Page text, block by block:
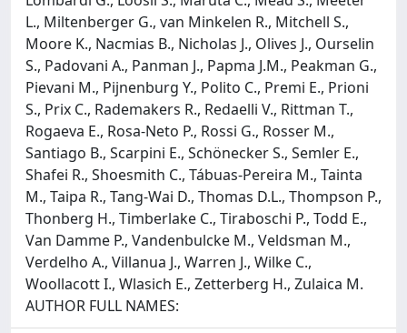
L., Miltenberger G., van Minkelen R., Mitchell S.,
Moore K., Nacmias B., Nicholas J., Olives J., Ourselin
S., Padovani A., Panman J., Papma J.M., Peakman G.,
Pievani M., Pijnenburg Y., Polito C., Premi E., Prioni
S., Prix C., Rademakers R., Redaelli V., Rittman T.,
Rogaeva E., Rosa-Neto P., Rossi G., Rosser M.,
Santiago B., Scarpini E., Schönecker S., Semler E.,
Shafei R., Shoesmith C., Tábuas-Pereira M., Tainta
M., Taipa R., Tang-Wai D., Thomas D.L., Thompson P.,
Thonberg H., Timberlake C., Tiraboschi P., Todd E.,
Van Damme P., Vandenbulcke M., Veldsman M.,
Verdelho A., Villanua J., Warren J., Wilke C.,
Woollacott I., Wlasich E., Zetterberg H., Zulaica M.
AUTHOR FULL NAMES: